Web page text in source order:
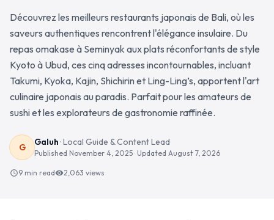
Découvrez les meilleurs restaurants japonais de Bali, où les
saveurs authentiques rencontrent l'élégance insulaire. Du
repas omakase à Seminyak aux plats réconfortants de style
Kyoto à Ubud, ces cinq adresses incontournables, incluant
Takumi, Kyoka, Kajin, Shichirin et Ling-Ling’s, apportent l'art
culinaire japonais au paradis. Parfait pour les amateurs de
sushi et les explorateurs de gastronomie raffinée.
G Galuh ·Local Guide & Content Lead
Published November 4, 2025 · Updated August 7, 2026
schedule9 min readvisibility2,063 views